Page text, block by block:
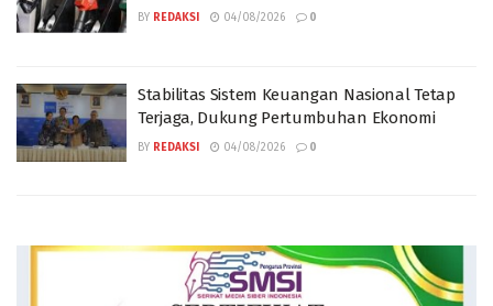
BY REDAKSI 04/08/2026 0
Stabilitas Sistem Keuangan Nasional Tetap
Terjaga, Dukung Pertumbuhan Ekonomi
BY REDAKSI 04/08/2026 0